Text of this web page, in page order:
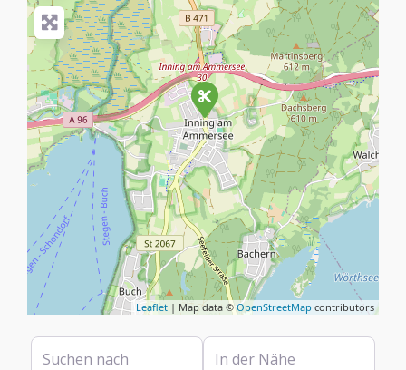
Leaflet | Map data ©OpenStreetMap contributors
Suchen nach In der Nähe